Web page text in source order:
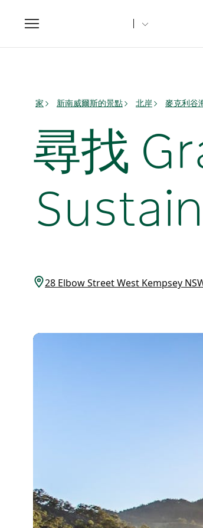
Toggle
navigation
家 新南威爾斯的景點 北岸 麥克利谷
尋找
28 Elbow Street West Kempsey